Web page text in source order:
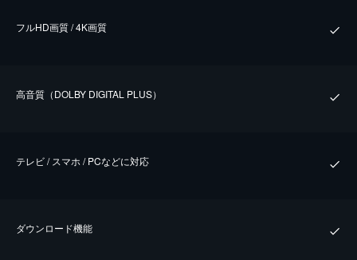
フルHD画質 / 4K画質
⾼⾳質（DOLBY DIGITAL PLUS）
テレビ / スマホ / PCなどに対応
ダウンロード機能